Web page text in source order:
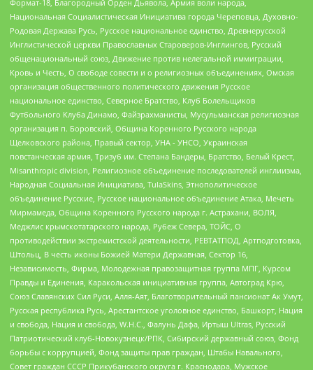
Формат-18, Благородный Орден Дьявола, Армия воли народа,
Национальная Социалистическая Инициатива города Череповца, Духовно-
Родовая Держава Русь, Русское национальное единство, Древнерусской
Инглистической церкви Православных Староверов-Инглингов, Русский
общенациональный союз, Движение против нелегальной иммиграции,
Кровь и Честь, О свободе совести и о религиозных объединениях, Омская
организация общественного политического движения Русское
национальное единство, Северное Братство, Клуб Болельщиков
Футбольного Клуба Динамо, Файзрахманисты, Мусульманская религиозная
организация п. Боровский, Община Коренного Русского народа
Щелковского района, Правый сектор, УНА - УНСО, Украинская
повстанческая армия, Тризуб им. Степана Бандеры, Братство, Белый Крест,
Misanthropic division, Религиозное объединение последователей инглиизма,
Народная Социальная Инициатива, TulaSkins, Этнополитическое
объединение Русские, Русское национальное объединение Атака, Мечеть
Мирмамеда, Община Коренного Русского народа г. Астрахани, ВОЛЯ,
Меджлис крымскотатарского народа, Рубеж Севера, ТОЙС, О
противодействии экстремистской деятельности, РЕВТАТПОД, Артподготовка,
Штольц, В честь иконы Божией Матери Державная, Сектор 16,
Независимость, Фирма, Молодежная правозащитная группа МПГ, Курсом
Правды и Единения, Каракольская инициативная группа, Автоград Крю,
Союз Славянских Сил Руси, Алля-Аят, Благотворительный пансионат Ак Умут,
Русская республика Русь, Арестантское уголовное единство, Башкорт, Нация
и свобода, Нация и свобода, W.H.С., Фалунь Дафа, Иртыш Ultras, Русский
Патриотический клуб-Новокузнецк/РПК, Сибирский державный союз, Фонд
борьбы с коррупцией, Фонд защиты прав граждан, Штабы Навального,
Совет граждан СССР Прикубанского округа г. Краснодара, Мужское